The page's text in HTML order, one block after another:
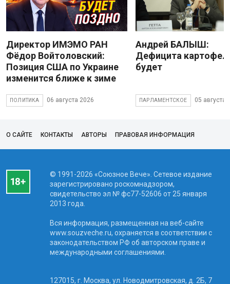
Директор ИМЭМО РАН
Фёдор Войтоловский:
Позиция США по Украине
изменится ближе к зиме
ПОЛИТИКА 06 августа 2026
Андрей БАЛЫШ:
Дефицита
будет
ПАРЛАМЕНТСКОЕ 05 августа
О САЙТЕ КОНТАКТЫ АВТОРЫ ПРАВОВАЯ ИНФОРМАЦИЯ
© 1991-2026 «Союзное Вече». Сетевое издание
зарегистрировано роскомнадзором,
свидетельство эл № фc77-52606 от 25 января
2013 года.
Вся информация, размещенная на веб-сайте
www.souzveche.ru, охраняется в соответствии с
законодательством РФ об авторском праве и
международными соглашениями.
127015, г. Москва, ул. Новодмитровская, д. 2Б, 7